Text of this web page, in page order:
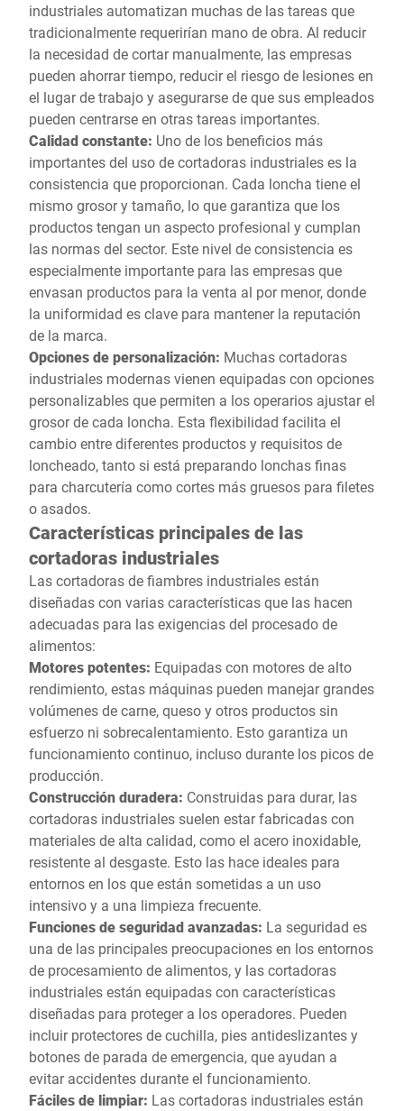
industriales automatizan muchas de las tareas que
tradicionalmente requerirían mano de obra. Al reducir
la necesidad de cortar manualmente, las empresas
pueden ahorrar tiempo, reducir el riesgo de lesiones en
el lugar de trabajo y asegurarse de que sus empleados
pueden centrarse en otras tareas importantes.
Calidad constante: Uno de los beneficios más
importantes del uso de cortadoras industriales es la
consistencia que proporcionan. Cada loncha tiene el
mismo grosor y tamaño, lo que garantiza que los
productos tengan un aspecto profesional y cumplan
las normas del sector. Este nivel de consistencia es
especialmente importante para las empresas que
envasan productos para la venta al por menor, donde
la uniformidad es clave para mantener la reputación
de la marca.
Opciones de personalización: Muchas cortadoras
industriales modernas vienen equipadas con opciones
personalizables que permiten a los operarios ajustar el
grosor de cada loncha. Esta flexibilidad facilita el
cambio entre diferentes productos y requisitos de
loncheado, tanto si está preparando lonchas finas
para charcutería como cortes más gruesos para filetes
o asados.
Características principales de las
cortadoras industriales
Las cortadoras de fiambres industriales están
diseñadas con varias características que las hacen
adecuadas para las exigencias del procesado de
alimentos:
Motores potentes: Equipadas con motores de alto
rendimiento, estas máquinas pueden manejar grandes
volúmenes de carne, queso y otros productos sin
esfuerzo ni sobrecalentamiento. Esto garantiza un
funcionamiento continuo, incluso durante los picos de
producción.
Construcción duradera: Construidas para durar, las
cortadoras industriales suelen estar fabricadas con
materiales de alta calidad, como el acero inoxidable,
resistente al desgaste. Esto las hace ideales para
entornos en los que están sometidas a un uso
intensivo y a una limpieza frecuente.
Funciones de seguridad avanzadas: La seguridad es
una de las principales preocupaciones en los entornos
de procesamiento de alimentos, y las cortadoras
industriales están equipadas con características
diseñadas para proteger a los operadores. Pueden
incluir protectores de cuchilla, pies antideslizantes y
botones de parada de emergencia, que ayudan a
evitar accidentes durante el funcionamiento.
Fáciles de limpiar: Las cortadoras industriales están